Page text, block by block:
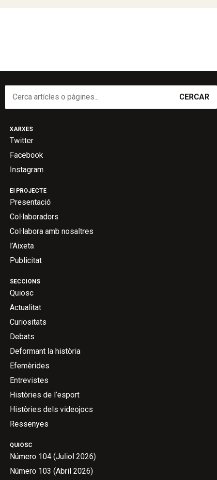
CERCAR
QUIOSC
Número 104 (Juliol 2026)
Número 103 (Abril 2026)
SECCIONS
Quiosc
Actualitat
Curiositats
Debats
Deformant la història
Efemèrides
Entrevistes
Històries de l’esport
Històries dels videojocs
Ressenyes
El PROJECTE
Presentació
Col·laboradors
Col·labora amb nosaltres
l’Aixeta
Publicitat
XARXES
Twitter
Facebook
Instagram